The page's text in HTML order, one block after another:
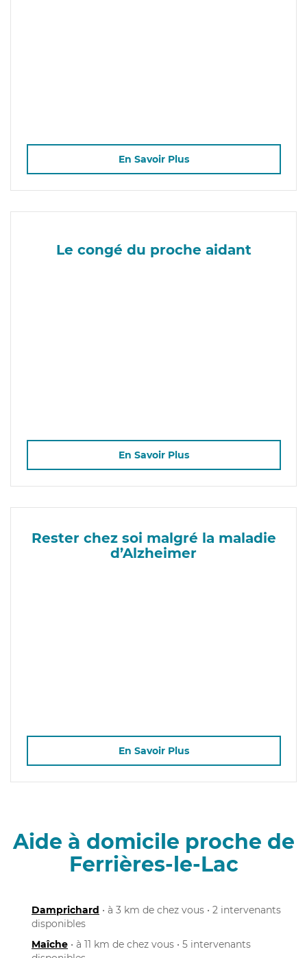
En Savoir Plus
Le congé du proche aidant
En Savoir Plus
Rester chez soi malgré la maladie
d’Alzheimer
En Savoir Plus
Aide à domicile proche de
Ferrières-le-Lac
Damprichard • à 3 km de chez vous • 2 intervenants
disponibles
Maîche • à 11 km de chez vous • 5 intervenants